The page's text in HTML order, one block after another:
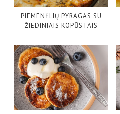
PIEMENĖLIŲ PYRAGAS SU
ŽIEDINIAIS KOPŪSTAIS